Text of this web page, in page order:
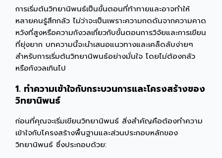
การเริ่มต้นวิทยานิพนธ์เป็นขั้นตอนที่ท้าทายและอาจทำให้
หลายคนรู้สึกกลัว ไม่ว่าจะเป็นเพราะความกดดันจากความคาด
หวังที่สูงหรือความกังวลเกี่ยวกับขั้นตอนการวิจัยและการเขียน
ที่ยุ่งยาก บทความนี้จะนำเสนอแนวทางและเคล็ดลับง่ายๆ
สำหรับการเริ่มต้นวิทยานิพนธ์อย่างมั่นใจ โดยไม่ต้องกลัว
หรือกังวลเกินไป
1. ทำความเข้าใจกับกระบวนการและโครงสร้างของ
วิทยานิพนธ์
ก่อนที่คุณจะเริ่มเขียนวิทยานิพนธ์ สิ่งสำคัญคือต้องทำความ
เข้าใจกับโครงสร้างพื้นฐานและส่วนประกอบหลักของ
วิทยานิพนธ์ ซึ่งประกอบด้วย: